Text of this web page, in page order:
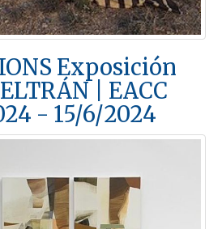
Exposición
| EACC
- 15/6/2024